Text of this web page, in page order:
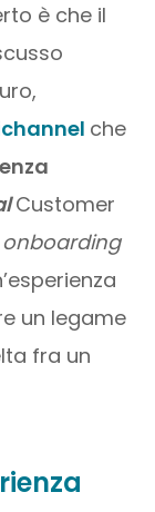
è che il
che
Customer
onboarding
un legame
fra un